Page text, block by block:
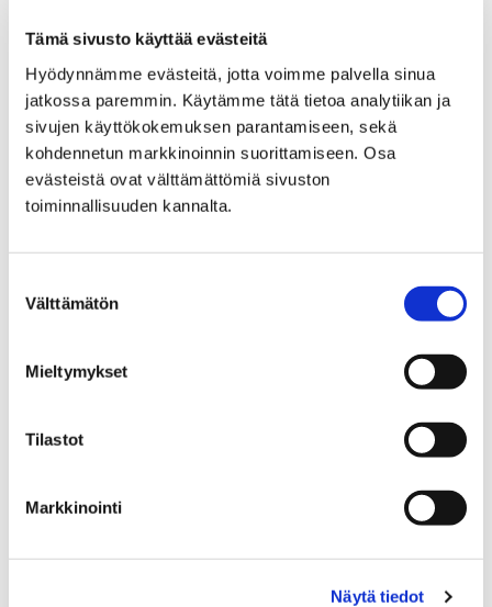
Tämä sivusto käyttää evästeitä
Hyödynnämme evästeitä, jotta voimme palvella sinua
jatkossa paremmin. Käytämme tätä tietoa analytiikan ja
sivujen käyttökokemuksen parantamiseen, sekä
kohdennetun markkinoinnin suorittamiseen. Osa
evästeistä ovat välttämättömiä sivuston
toiminnallisuuden kannalta.
valinta
Välttämätön
Mieltymykset
Tilastot
Markkinointi
Näytä tiedot
Porittajat-kampanja on ehdolla Finnish Travel Gala
Voittaja valitaan valtakunnallisella NPS-
kyselytutkimuksella, joka on avoinna 31.8.2026 saakka.
Porin uusi kampanja tuo viihteen keinoin